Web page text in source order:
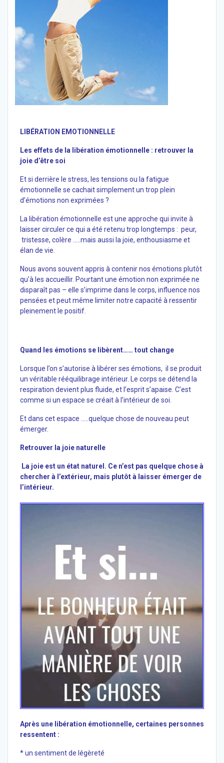
LIB ÉRATION EMOTIONNELLE
Les effets de la libération émotionnelle : retrouver la
joie d’être soi
Et si derrière le stress, les tensions ou la fatigue
émotionnelle se cachait simplement un trop plein
d’émotions non exprimées ?
La libération émotionnelle est une approche qui invite à
laisser circuler ce qui a été retenu trop longtemps : peur,
tristesse, colère …..mais aussi la joie, enthousiasme et
élan de vie.
Nous avons souvent appris à contenir nos émotions plutôt
qu’à les accueillir. Pourtant une émotion non exprimée ne
disparaît pas – elle s’imprime dans le corps, influence nos
pensées et peut même limiter notre capacité à ressentir
pleinement le positif.
Quand les émotions se libèrent…… tout change
Lorsque l’on s’autorise à libérer ses émotions, il se produit
un véritable rééquilibrage intérieur. Le corps se détend la
respiration devient plus fluide, et l’esprit s’apaise. C’est
comme si un espace se créait à l’intérieur de soi.
Et dans cet espace …..quelque chose de nouveau peut
émerger.
Retrouver la joie naturelle
La joie est un état naturel. Ce n’est pas quelque chose à
chercher à l’extérieur, mais plutôt à laisser émerger de
l’intérieur.
Après une libération émotionnelle, certaines personnes
ressentent :
* un sentiment de légèreté
47